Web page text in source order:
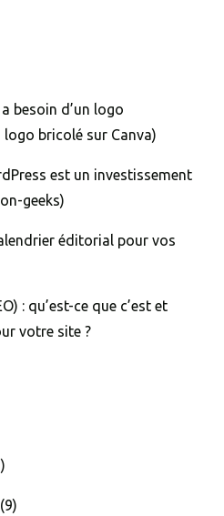
besoin d’un logo
logo bricolé sur Canva)
est un investissement
geeks)
éditorial pour vos
: qu’est-ce que c’est et
votre site ?
(9)